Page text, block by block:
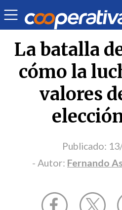
Opinión | Fernando
La batalla
cómo la
valores
Publicado:
- Autor: Fernando